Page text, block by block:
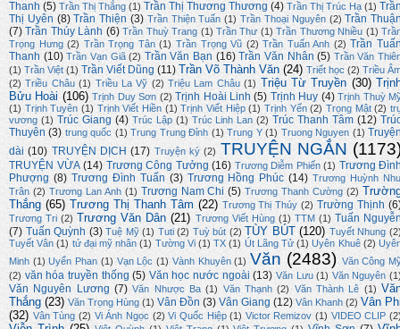
Thanh (5) Trần Thị Thắng (1) Trần Thị Thương Thương (4) Trần Thị Trúc Hạ (1)
Thị Uyên (8) Trần Thiện (3) Trần Thiện Tuấn (1) Trần Thoại Nguyên (2) Trần
(7) Trần Thúy Lành (6) Trần Thuỳ Trang (1) Trần Thư (1) Trần Thương Nhiều (1)
Trọng Hưng (2) Trần Trọng Tân (1) Trần Trọng Vũ (2) Trần Tuấn Anh (2) Trần
Thanh (10) Trần Vạn Giã (2) Trần Văn Bạn (16) Trần Văn Nhân (5) Trần Văn
(1) Trần Việt (1) Trần Viết Dũng (11) Trần Võ Thành Văn (24) Triết học (2) Triều
(2) Triều Châu (1) Triều La Vỹ (2) Triệu Lam Châu (1) Triệu Từ Truyền (30)
Bửu Hoài (106) Trịnh Duy Sơn (2) Trịnh Hoài Linh (5) Trịnh Huy (4) Trịnh Thuỳ
(1) Trịnh Tuyên (1) Trịnh Viết Hiền (1) Trịnh Viết Hiệp (1) Trịnh Yến (2) Trọng Mật (2)
vương (1) Trúc Giang (4) Trúc Lập (1) Trúc Linh Lan (2) Trúc Thanh Tâm (12)
Thuyên (3) trung quốc (1) Trung Trung Đỉnh (1) Trung Y (1) Truong Nguyen (1)
dài (10) TRUYỆN DỊCH (17) Truyện ký (2) TRUYỆN NGẮN
TRUYỆN VỪA (14) Trương Công Tưởng (16) Trương Diễm Phiến (1) Trương
Phượng (8) Trương Đình Tuấn (3) Trương Hồng Phúc (14) Trương Huỳnh
Trân (2) Trương Lan Anh (1) Trương Nam Chi (5) Trương Thanh Cường (2)
Thắng (65) Trương Thị Thanh Tâm (22) Trương Thị Thúy (2) Trường Thịnh
Trương Tri (2) Trương Văn Dân (21) Trương Viết Hùng (1) TTM (1) Tuấn
(7) Tuấn Quỳnh (3) Tuệ Mỹ (1) Tuti (2) Tuỳ bút (2) TÙY BÚT (120) Tuyết Nhung
Tuyết Vân (1) tứ đại mỹ nhân (1) Tường Vi (1) TX (1) Út Lãng Tử (1) Uyên Khuê (2)
Minh (1) Uyển Phan (1) Vạn Lộc (1) Vành Khuyên (1) Văn (2483) Văn Công
(2) văn hóa truyền thống (5) Văn học nước ngoài (13) Văn Lưu (1) Văn Nguyên
Văn Nguyên Lương (7) Văn Nhược Ba (1) Văn Thạnh (2) Văn Thành Lê (1)
Thắng (23) Văn Trọng Hùng (1) Vân Đồn (3) Vân Giang (12) Vân Khanh (2) Vân
(32) Vân Tùng (2) Vi Ánh Ngọc (2) Vi Quốc Hiệp (1) Victor Remizov (1) VIDEO CLIP